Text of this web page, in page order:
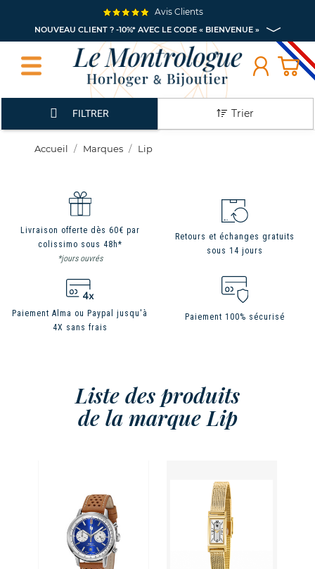
NOUVEAU CLIENT ? -10%* AVEC LE CODE « BIENVENUE »
Avis Clients
FILTRER Trier
Accueil Marques Lip
Livraison offerte dès 60€ par
colissimo sous 48h*
*jours ouvrés
Retours et échanges gratuits
sous 14 jours
Paiement Alma ou Paypal jusqu'à
4X sans frais
Paiement 100% sécurisé
Liste des produits
de la marque Lip